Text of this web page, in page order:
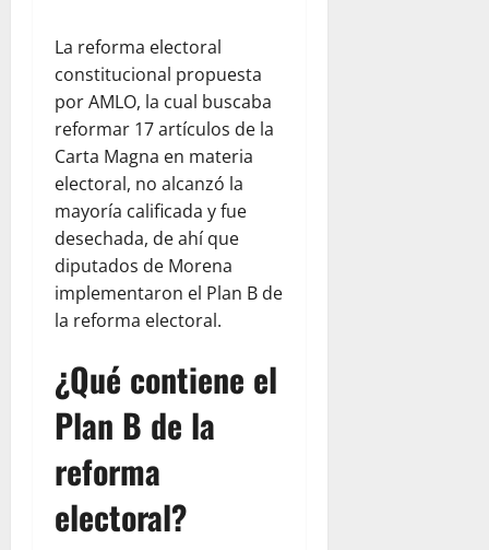
La reforma electoral
constitucional propuesta
por AMLO, la cual buscaba
reformar 17 artículos de la
Carta Magna en materia
electoral, no alcanzó la
mayoría calificada y fue
desechada, de ahí que
diputados de Morena
implementaron el Plan B de
la reforma electoral.
¿Qué contiene el
Plan B de la
reforma
electoral?